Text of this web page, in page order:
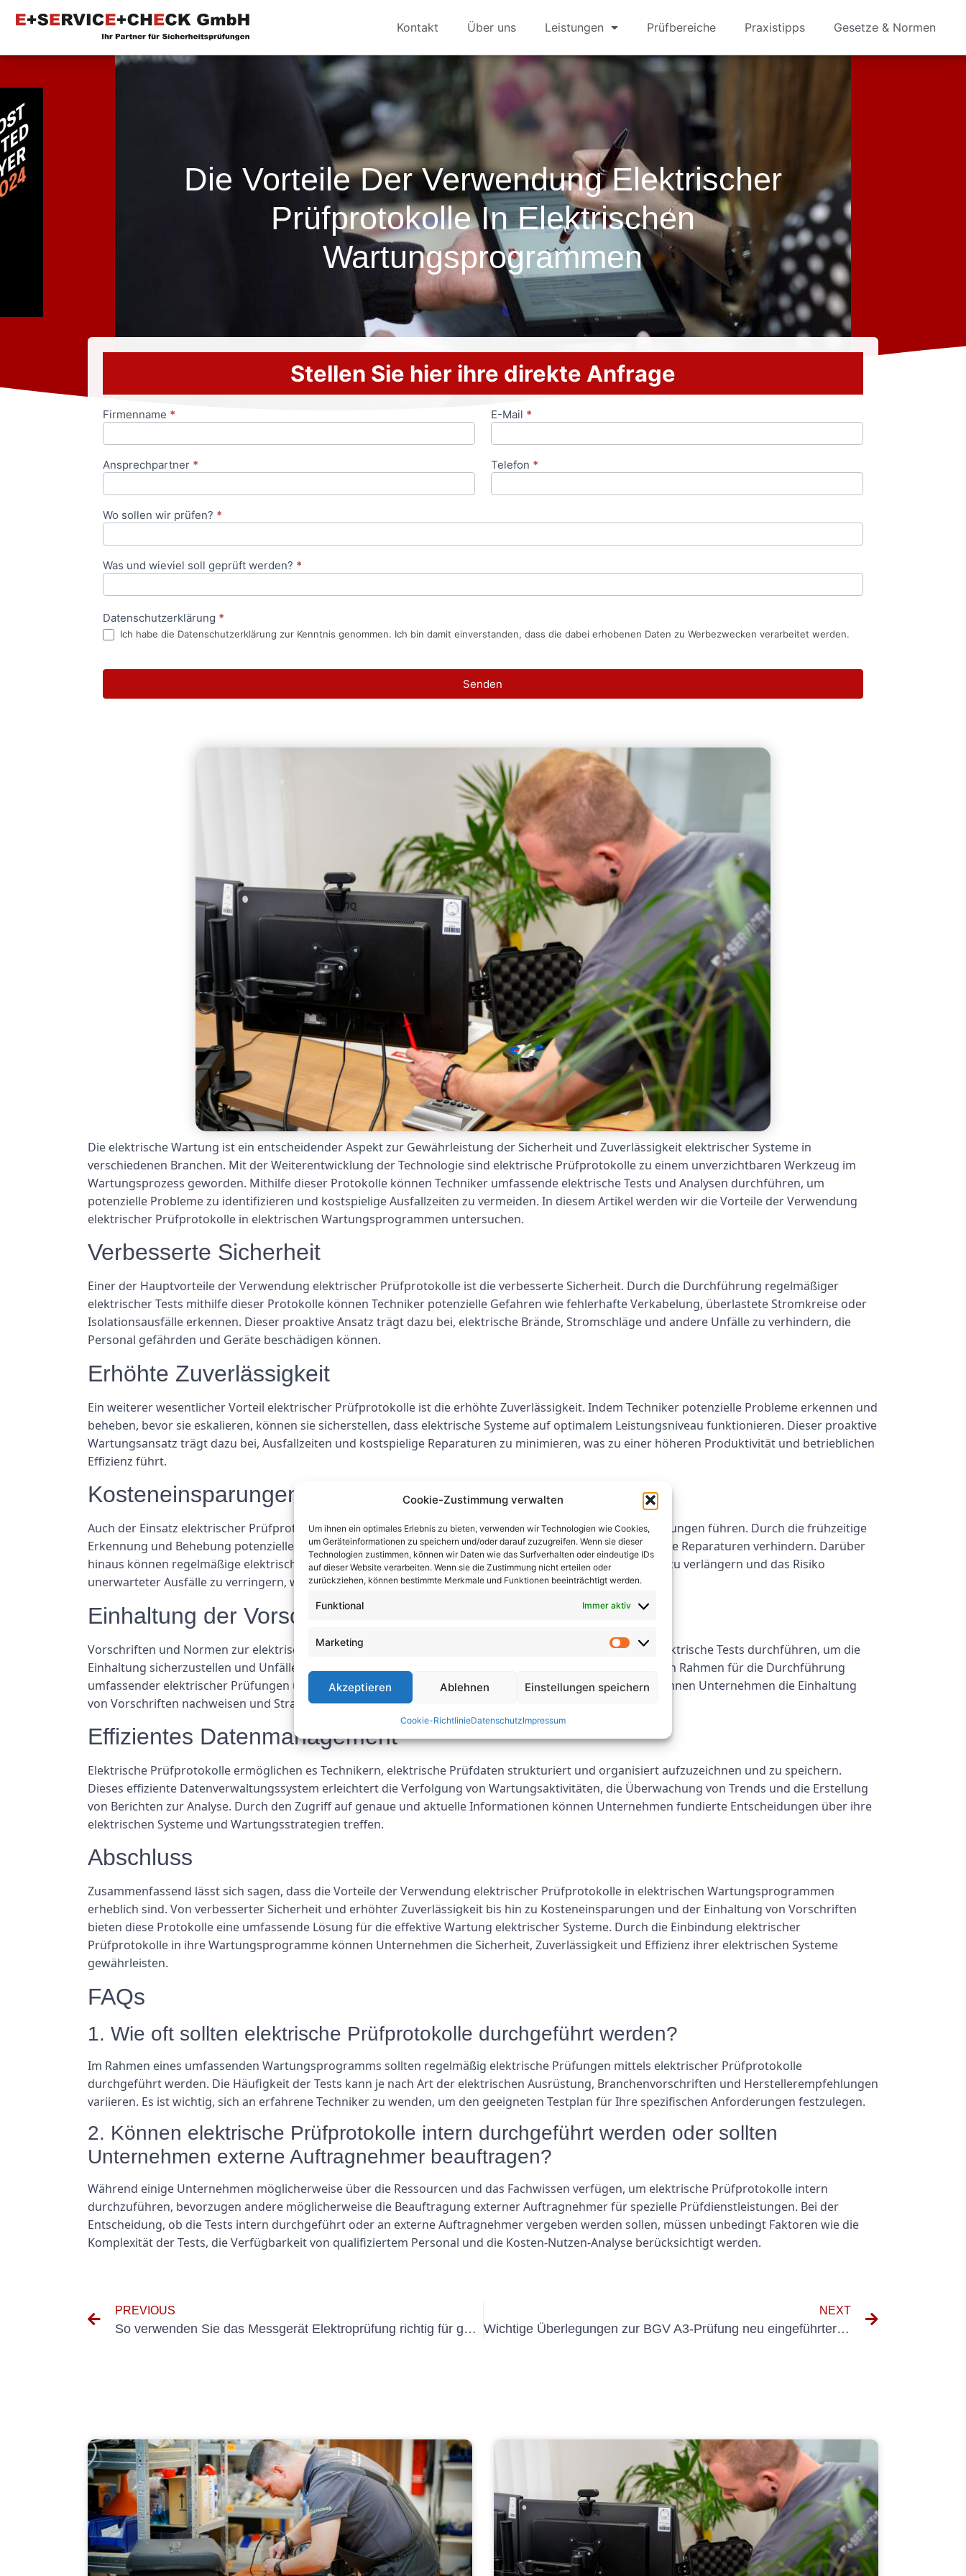
Cookie-Zustimmung verwalten
Um ihnen ein optimales Erlebnis zu bieten, verwenden wir Technologien wie Cookies,
um Geräteinformationen zu speichern und/oder darauf zuzugreifen. Wenn sie dieser
Technologien zustimmen, können wir Daten wie das Surfverhalten oder eindeutige IDs
auf dieser Website verarbeiten. Wenn sie die Zustimmung nicht erteilen oder
zurückziehen, können bestimmte Merkmale und Funktionen beeinträchtigt werden.
Funktional Immer aktiv
Marketing
Akzeptieren Ablehnen Einstellungen speichern
Cookie-RichtlinieDatenschutzImpressum
Kontakt Über uns Leistungen Prüfbereiche Praxistipps Gesetze & Normen
Die Vorteile Der Verwendung Elektrischer
Prüfprotokolle In Elektrischen
Wartungsprogrammen
Stellen Sie hier ihre direkte Anfrage
Anfrageformular
Firmenname * E-Mail *
Ansprechpartner * Telefon *
Wo sollen wir prüfen? *
Was und wieviel soll geprüft werden? *
Datenschutzerklärung *
Ich habe die Datenschutzerklärung zur Kenntnis genommen. Ich bin damit einverstanden, dass die dabei erhobenen Daten zu Werbezwecken verarbeitet werden.
Senden
Die elektrische Wartung ist ein entscheidender Aspekt zur Gewährleistung der Sicherheit und Zuverlässigkeit elektrischer Systeme in
verschiedenen Branchen. Mit der Weiterentwicklung der Technologie sind elektrische Prüfprotokolle zu einem unverzichtbaren Werkzeug im
Wartungsprozess geworden. Mithilfe dieser Protokolle können Techniker umfassende elektrische Tests und Analysen durchführen, um
potenzielle Probleme zu identifizieren und kostspielige Ausfallzeiten zu vermeiden. In diesem Artikel werden wir die Vorteile der Verwendung
elektrischer Prüfprotokolle in elektrischen Wartungsprogrammen untersuchen.
Verbesserte Sicherheit
Einer der Hauptvorteile der Verwendung elektrischer Prüfprotokolle ist die verbesserte Sicherheit. Durch die Durchführung regelmäßiger
elektrischer Tests mithilfe dieser Protokolle können Techniker potenzielle Gefahren wie fehlerhafte Verkabelung, überlastete Stromkreise oder
Isolationsausfälle erkennen. Dieser proaktive Ansatz trägt dazu bei, elektrische Brände, Stromschläge und andere Unfälle zu verhindern, die
Personal gefährden und Geräte beschädigen können.
Erhöhte Zuverlässigkeit
Ein weiterer wesentlicher Vorteil elektrischer Prüfprotokolle ist die erhöhte Zuverlässigkeit. Indem Techniker potenzielle Probleme erkennen und
beheben, bevor sie eskalieren, können sie sicherstellen, dass elektrische Systeme auf optimalem Leistungsniveau funktionieren. Dieser proaktive
Wartungsansatz trägt dazu bei, Ausfallzeiten und kostspielige Reparaturen zu minimieren, was zu einer höheren Produktivität und betrieblichen
Effizienz führt.
Kosteneinsparungen
Auch der Einsatz elektrischer Prüfprotokolle in elektrischen Wartungsprogrammen kann zu Kosteneinsparungen führen. Durch die frühzeitige
Erkennung und Behebung potenzieller Probleme können Techniker größere Geräteausfälle und kostspielige Reparaturen verhindern. Darüber
hinaus können regelmäßige elektrische Tests dazu beitragen, die Lebensdauer elektrischer Komponenten zu verlängern und das Risiko
unerwarteter Ausfälle zu verringern, wodurch Unternehmen langfristig Geld sparen.
Einhaltung der Vorschriften
Vorschriften und Normen zur elektrischen Sicherheit verlangen von Unternehmen, dass sie regelmäßig elektrische Tests durchführen, um die
Einhaltung sicherzustellen und Unfälle zu verhindern. Elektrische Prüfprotokolle bieten einen strukturierten Rahmen für die Durchführung
umfassender elektrischer Prüfungen und die Dokumentation der Ergebnisse. Mithilfe dieser Protokolle können Unternehmen die Einhaltung
von Vorschriften nachweisen und Strafen oder rechtliche Probleme vermeiden.
Effizientes Datenmanagement
Elektrische Prüfprotokolle ermöglichen es Technikern, elektrische Prüfdaten strukturiert und organisiert aufzuzeichnen und zu speichern.
Dieses effiziente Datenverwaltungssystem erleichtert die Verfolgung von Wartungsaktivitäten, die Überwachung von Trends und die Erstellung
von Berichten zur Analyse. Durch den Zugriff auf genaue und aktuelle Informationen können Unternehmen fundierte Entscheidungen über ihre
elektrischen Systeme und Wartungsstrategien treffen.
Abschluss
Zusammenfassend lässt sich sagen, dass die Vorteile der Verwendung elektrischer Prüfprotokolle in elektrischen Wartungsprogrammen
erheblich sind. Von verbesserter Sicherheit und erhöhter Zuverlässigkeit bis hin zu Kosteneinsparungen und der Einhaltung von Vorschriften
bieten diese Protokolle eine umfassende Lösung für die effektive Wartung elektrischer Systeme. Durch die Einbindung elektrischer
Prüfprotokolle in ihre Wartungsprogramme können Unternehmen die Sicherheit, Zuverlässigkeit und Effizienz ihrer elektrischen Systeme
gewährleisten.
FAQs
1. Wie oft sollten elektrische Prüfprotokolle durchgeführt werden?
Im Rahmen eines umfassenden Wartungsprogramms sollten regelmäßig elektrische Prüfungen mittels elektrischer Prüfprotokolle
durchgeführt werden. Die Häufigkeit der Tests kann je nach Art der elektrischen Ausrüstung, Branchenvorschriften und Herstellerempfehlungen
variieren. Es ist wichtig, sich an erfahrene Techniker zu wenden, um den geeigneten Testplan für Ihre spezifischen Anforderungen festzulegen.
2. Können elektrische Prüfprotokolle intern durchgeführt werden oder sollten
Unternehmen externe Auftragnehmer beauftragen?
Während einige Unternehmen möglicherweise über die Ressourcen und das Fachwissen verfügen, um elektrische Prüfprotokolle intern
durchzuführen, bevorzugen andere möglicherweise die Beauftragung externer Auftragnehmer für spezielle Prüfdienstleistungen. Bei der
Entscheidung, ob die Tests intern durchgeführt oder an externe Auftragnehmer vergeben werden sollen, müssen unbedingt Faktoren wie die
Komplexität der Tests, die Verfügbarkeit von qualifiziertem Personal und die Kosten-Nutzen-Analyse berücksichtigt werden.
PREVIOUS
So verwenden Sie das Messgerät Elektroprüfung richtig für genaue elektrische Messungen
NEXT
Wichtige Überlegungen zur BGV A3-Prüfung neu eingeführter Geräte